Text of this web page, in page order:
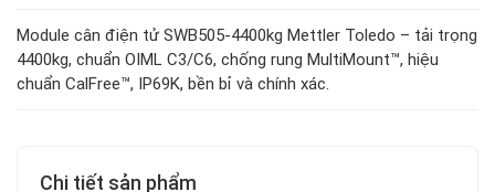
Module cân điện tử SWB505-4400kg Mettler Toledo – tải trọng
4400kg, chuẩn OIML C3/C6, chống rung MultiMount™, hiệu
chuẩn CalFree™, IP69K, bền bỉ và chính xác.
Chi tiết sản phẩm